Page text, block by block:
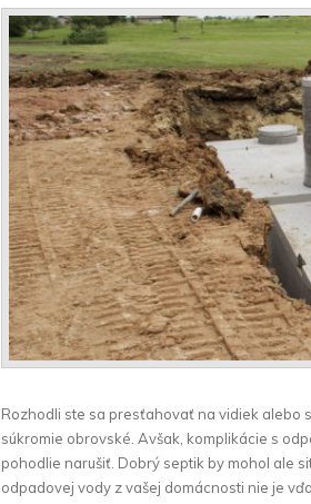
Rozhodli ste sa presťahovať na vidiek alebo
súkromie obrovské. Avšak, komplikácie s
pohodlie narušiť. Dobrý septik by mohol ale
odpadovej vody z vašej domácnosti nie je